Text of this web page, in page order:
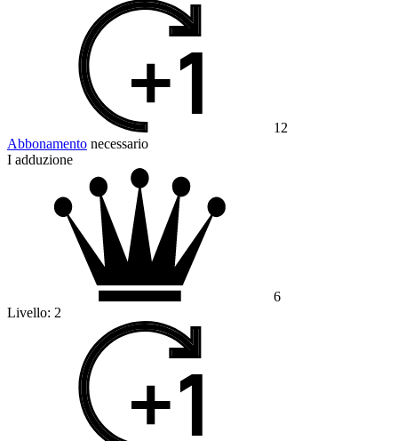
12
Abbonamento necessario
I adduzione
6
Livello: 2